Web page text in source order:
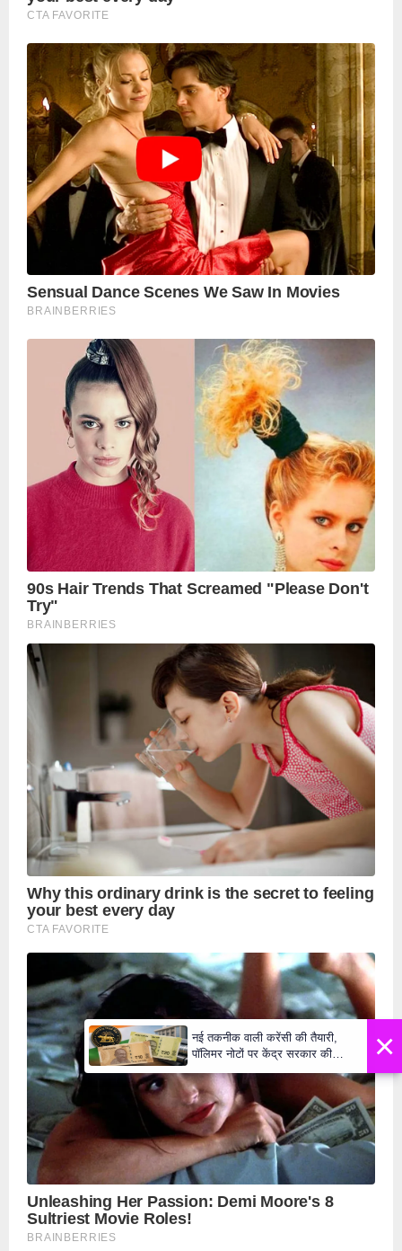
×
नई तकनीक वाली करेंसी की तैयारी,
पॉलिमर नोटों पर केंद्र सरकार की
₹10 और ₹20 के नोट - Daily Lok
Manch PM Modi U